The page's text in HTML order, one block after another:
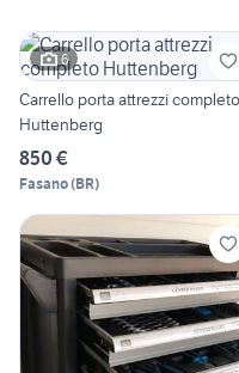
6
Carrello porta attrezzi completo
Huttenberg
850 €
Fasano(BR)